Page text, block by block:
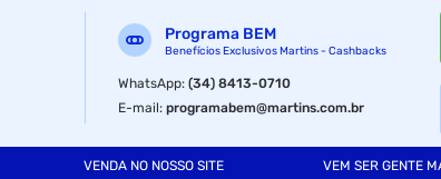
Programa BEM
Benefícios Exclusivos Martins - Cashbacks
WhatsApp:(34) 8413-0710
E-mail:programabem@martins.com.br
VENDA NO NOSSO SITE VEM SER GENTE